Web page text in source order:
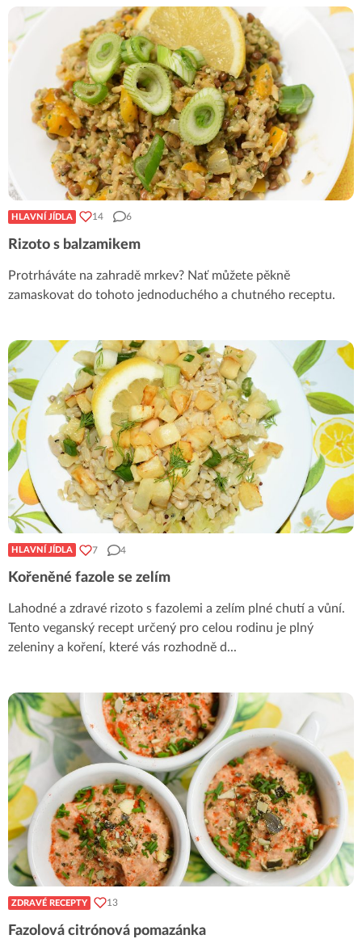
HLAVNÍ JÍDLA 14 6
Rizoto s balzamikem
Protrháváte na zahradě mrkev? Nať můžete pěkně
zamaskovat do tohoto jednoduchého a chutného receptu.
HLAVNÍ JÍDLA 7 4
Kořeněné fazole se zelím
Lahodné a zdravé rizoto s fazolemi a zelím plné chutí a vůní.
Tento veganský recept určený pro celou rodinu je plný
zeleniny a koření, které vás rozhodně d...
ZDRAVÉ RECEPTY 13
Fazolová citrónová pomazánka